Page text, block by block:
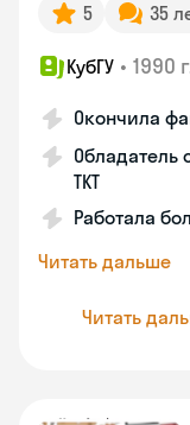
5 35
КубГУ • 1990
Окончила
Обладатель
TKT
Работала
Читать дальше
Читать